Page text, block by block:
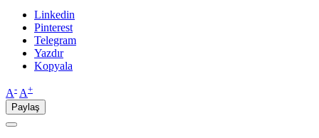
Linkedin
Pinterest
Telegram
Yazdır
Kopyala
A- A+
Paylaş